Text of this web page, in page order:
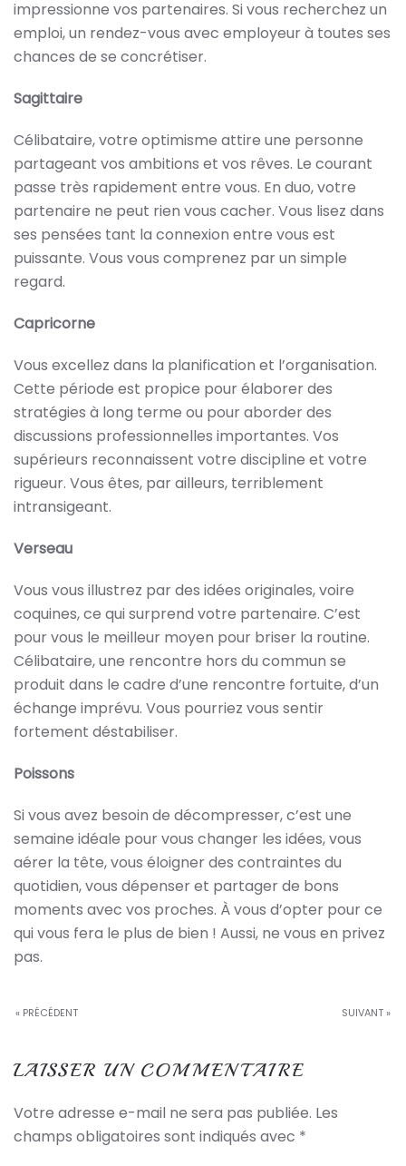
impressionne vos partenaires. Si vous recherchez un
emploi, un rendez-vous avec employeur à toutes ses
chances de se concrétiser.
Sagittaire
Célibataire, votre optimisme attire une personne
partageant vos ambitions et vos rêves. Le courant
passe très rapidement entre vous. En duo, votre
partenaire ne peut rien vous cacher. Vous lisez dans
ses pensées tant la connexion entre vous est
puissante. Vous vous comprenez par un simple
regard.
Capricorne
Vous excellez dans la planification et l’organisation.
Cette période est propice pour élaborer des
stratégies à long terme ou pour aborder des
discussions professionnelles importantes. Vos
supérieurs reconnaissent votre discipline et votre
rigueur. Vous êtes, par ailleurs, terriblement
intransigeant.
Verseau
Vous vous illustrez par des idées originales, voire
coquines, ce qui surprend votre partenaire. C’est
pour vous le meilleur moyen pour briser la routine.
Célibataire, une rencontre hors du commun se
produit dans le cadre d’une rencontre fortuite, d’un
échange imprévu. Vous pourriez vous sentir
fortement déstabiliser.
Poissons
Si vous avez besoin de décompresser, c’est une
semaine idéale pour vous changer les idées, vous
aérer la tête, vous éloigner des contraintes du
quotidien, vous dépenser et partager de bons
moments avec vos proches. À vous d’opter pour ce
qui vous fera le plus de bien ! Aussi, ne vous en privez
pas.
« PRÉCÉDENT SUIVANT »
LAISSER UN COMMENTAIRE
Votre adresse e-mail ne sera pas publiée. Les
champs obligatoires sont indiqués avec *